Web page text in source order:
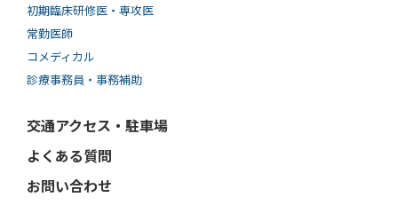
初期臨床研修医・専攻医
常勤医師
コメディカル
診療事務員・事務補助
交通アクセス・駐車場
よくある質問
お問い合わせ